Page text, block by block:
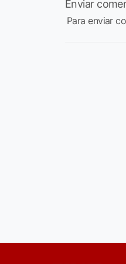
Enviar
Para enviar